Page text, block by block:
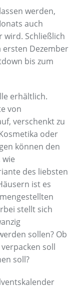
werden,
auch
wird. Schließlich
ersten Dezember
bis zum
erhältlich.
von
verschenkt zu
oder
können den
des liebsten
ist es
stellt sich
sollen? Ob
soll
soll?